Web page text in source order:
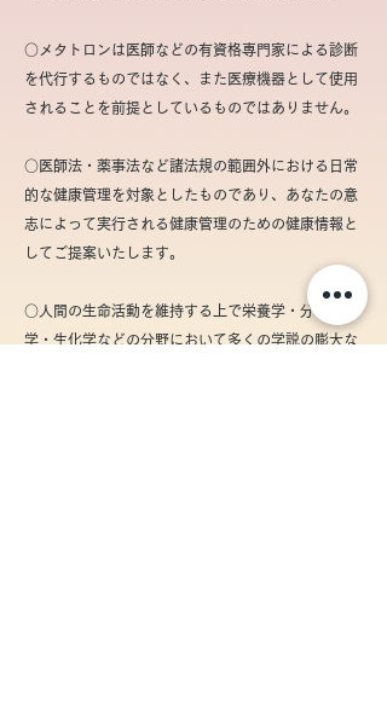
○メタトロンは医師などの有資格専門家による診断
を代行するものではなく、また医療機器として使用
されることを前提としているものではありません。
○医師法・薬事法など諸法規の範囲外における日常
的な健康管理を対象としたものであり、あなたの意
志によって実行される健康管理のための健康情報と
してご提案いたします。
○人間の生命活動を維持する上で栄養学・分子医
学・生化学などの分野において多くの学説の膨大な